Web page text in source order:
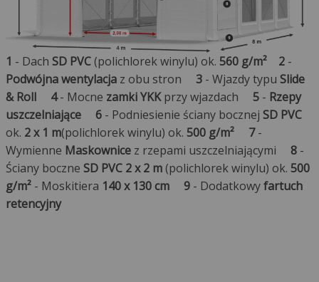
1 - Dach SD PVC(polichlorek winylu) ok. 560 g/m² 2-
Podwójna wentylacjaz obu stron 3- Wjazdy typu Slide
& Roll
4- Mocne zamki YKKprzy wjazdach 5- Rzepy
uszczelniające
6- Podniesienie ściany bocznej SD PVC
ok. 2 x 1 m(polichlorek winylu) ok. 500 g/m² 7-
Wymienne Maskownicez rzepami uszczelniającymi 8-
Ściany boczne SD PVC 2 x 2 m(polichlorek winylu) ok. 500
g/m²- Moskitiera 140 x 130 cm 9- Dodatkowyfartuch
retencyjny